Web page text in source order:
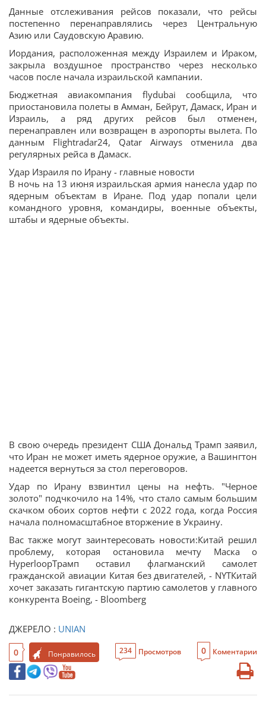
Данные отслеживания рейсов показали, что рейсы
постепенно перенаправлялись через Центральную
Азию или Саудовскую Аравию.
Иордания, расположенная между Израилем и Ираком,
закрыла воздушное пространство через несколько
часов после начала израильской кампании.
Бюджетная авиакомпания flydubai сообщила, что
приостановила полеты в Амман, Бейрут, Дамаск, Иран и
Израиль, а ряд других рейсов был отменен,
перенаправлен или возвращен в аэропорты вылета. По
данным Flightradar24, Qatar Airways отменила два
регулярных рейса в Дамаск.
Удар Израиля по Ирану - главные новости
В ночь на 13 июня израильская армия нанесла удар по
ядерным объектам в Иране. Под удар попали цели
командного уровня, командиры, военные объекты,
штабы и ядерные объекты.
В свою очередь президент США Дональд Трамп заявил,
что Иран не может иметь ядерное оружие, а Вашингтон
надеется вернуться за стол переговоров.
Удар по Ирану взвинтил цены на нефть. "Черное
золото" подчкочило на 14%, что стало самым большим
скачком обоих сортов нефти с 2022 года, когда Россия
начала полномасштабное вторжение в Украину.
Вас также могут заинтересовать новости:Китай решил
проблему, которая остановила мечту Маска о
HyperloopТрамп оставил флагманский самолет
гражданской авиации Китая без двигателей, - NYTКитай
хочет заказать гигантскую партию самолетов у главного
конкурента Boeing, - Bloomberg
ДЖЕРЕЛО : UNIAN
0 Понравилось 234 Просмотров 0 Коментарии